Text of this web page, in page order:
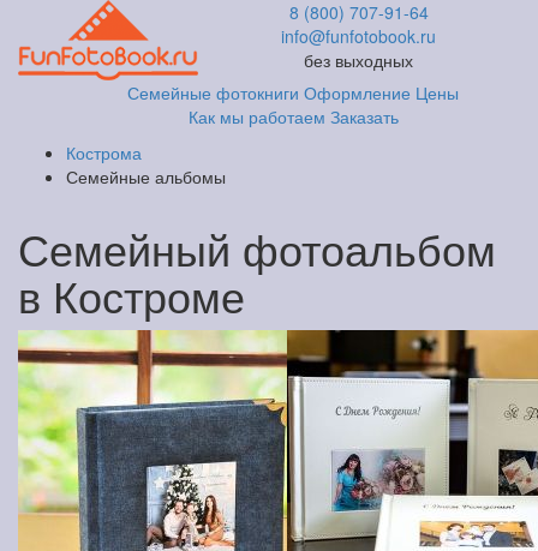
8 (800) 707-91-64
info@funfotobook.ru
без выходных
Семейные фотокниги Оформление Цены
Как мы работаем Заказать
Кострома
Семейные альбомы
Семейный фотоальбом
в Костроме